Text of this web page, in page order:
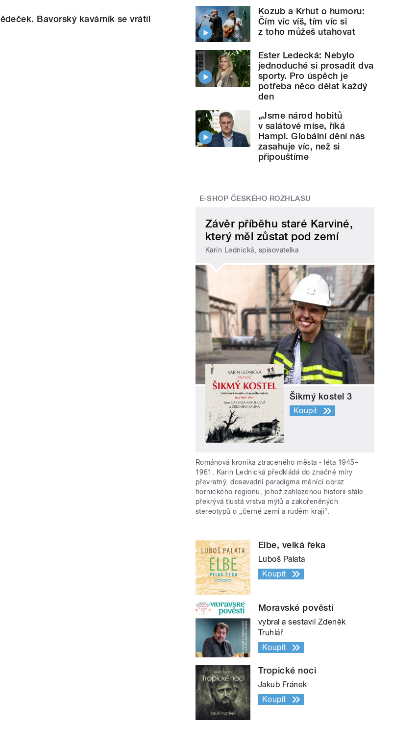
Bavorský kavárník se vrátil
Kozub a Krhut o humoru:
Čím víc víš, tím víc si
z toho můžeš utahovat
Ester Ledecká: Nebylo
jednoduché si prosadit dva
sporty. Pro úspěch je
potřeba něco dělat každý
den
„Jsme národ hobitů
v salátové míse, říká
Hampl. Globální dění nás
zasahuje víc, než si
připouštíme
E-SHOP ČESKÉHO ROZHLASU
Závěr příběhu staré Karviné,
který měl zůstat pod zemí
Karin Lednická, spisovatelka
Šikmý kostel 3
Koupit
Románová kronika ztraceného města - léta 1945–
1961. Karin Lednická předkládá do značné míry
převratný, dosavadní paradigma měnící obraz
hornického regionu, jehož zahlazenou historii stále
překrývá tlustá vrstva mýtů a zakořeněných
stereotypů o „černé zemi a rudém kraji“.
Elbe, velká řeka
Luboš Palata
Koupit
Moravské pověsti
vybral a sestavil Zdeněk
Truhlář
Koupit
Tropické noci
Jakub Fránek
Koupit